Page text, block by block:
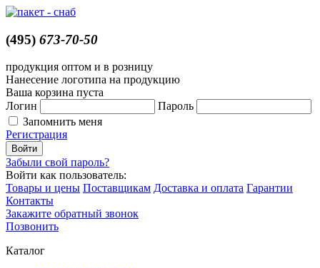
(495) 673-70-50
продукция оптом и в розницу
Нанесение логотипа на продукцию
Ваша корзина пуста
Логин
Пароль
Запомнить меня
Регистрация
Забыли свой пароль?
Войти как пользователь:
Товары и цены Поставщикам Доставка и оплата Гарантии
Контакты
Закажите обратный звонок
Позвонить
Каталог